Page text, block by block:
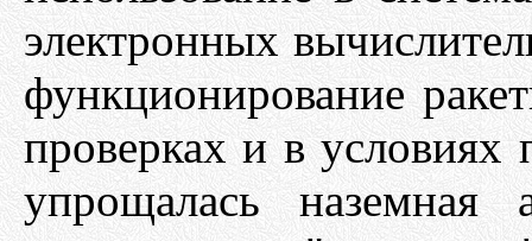
электронных
функционирование
проверках и в условиях
упрощалась